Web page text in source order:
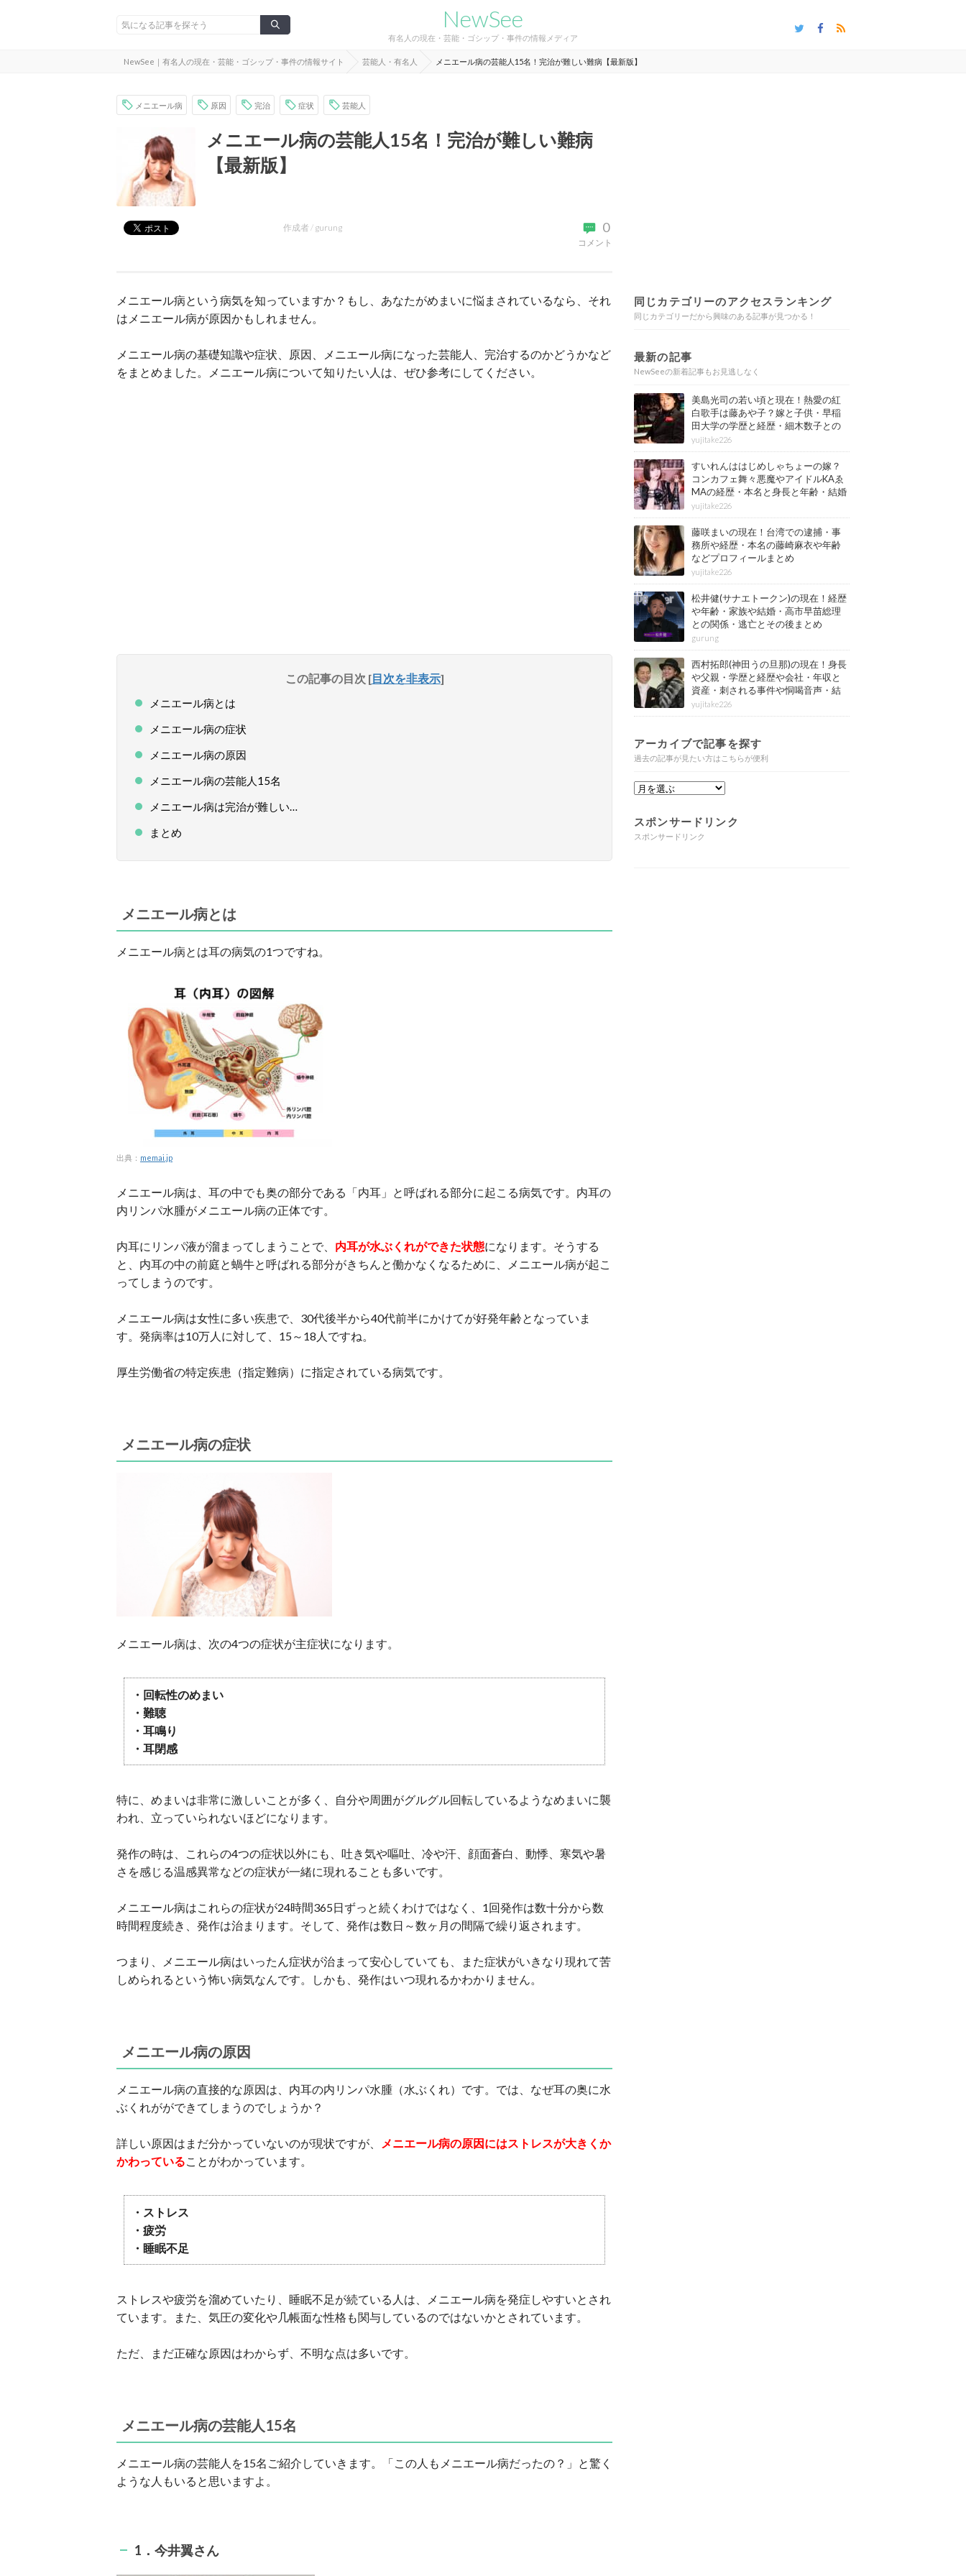
NewSee
有名人の現在・芸能・ゴシップ・事件の情報メディア
NewSee｜有名人の現在・芸能・ゴシップ・事件の情報サイト 芸能人・有名人 メニエール病の芸能人15名！完治が難しい難病【最新版】
メニエール病 原因 完治 症状 芸能人
メニエール病の芸能人15名！完治が難しい難病
【最新版】
0
コメント
作成者 / gurung
メニエール病という病気を知っていますか？もし、あなたがめまいに悩まされているなら、それ
はメニエール病が原因かもしれません。
メニエール病の基礎知識や症状、原因、メニエール病になった芸能人、完治するのかどうかなど
をまとめました。メニエール病について知りたい人は、ぜひ参考にしてください。
この記事の目次 [目次を非表示]
メニエール病とは
メニエール病の症状
メニエール病の原因
メニエール病の芸能人15名
メニエール病は完治が難しい…
まとめ
メニエール病とは
メニエール病とは耳の病気の1つですね。
出典： memai.jp
メニエール病は、耳の中でも奥の部分である「内耳」と呼ばれる部分に起こる病気です。内耳の
内リンパ水腫がメニエール病の正体です。
内耳にリンパ液が溜まってしまうことで、 内耳が水ぶくれができた状態になります。そうする
と、内耳の中の前庭と蝸牛と呼ばれる部分がきちんと働かなくなるために、メニエール病が起こ
ってしまうのです。
メニエール病は女性に多い疾患で、30代後半から40代前半にかけてが好発年齢となっていま
す。発病率は10万人に対して、15～18人ですね。
厚生労働省の特定疾患（指定難病）に指定されている病気です。
メニエール病の症状
メニエール病は、次の4つの症状が主症状になります。
・回転性のめまい
・難聴
・耳鳴り
・耳閉感
特に、めまいは非常に激しいことが多く、自分や周囲がグルグル回転しているようなめまいに襲
われ、立っていられないほどになります。
発作の時は、これらの4つの症状以外にも、吐き気や嘔吐、冷や汗、顔面蒼白、動悸、寒気や暑
さを感じる温感異常などの症状が一緒に現れることも多いです。
メニエール病はこれらの症状が24時間365日ずっと続くわけではなく、1回発作は数十分から数
時間程度続き、発作は治まります。そして、発作は数日～数ヶ月の間隔で繰り返されます。
つまり、メニエール病はいったん症状が治まって安心していても、また症状がいきなり現れて苦
しめられるという怖い病気なんです。しかも、発作はいつ現れるかわかりません。
メニエール病の原因
メニエール病の直接的な原因は、内耳の内リンパ水腫（水ぶくれ）です。では、なぜ耳の奥に水
ぶくれがができてしまうのでしょうか？
詳しい原因はまだ分かっていないのが現状ですが、
メニエール病の原因にはストレスが大きくか
かわっていることがわかっています。
・ストレス
・疲労
・睡眠不足
ストレスや疲労を溜めていたり、睡眠不足が続ている人は、メニエール病を発症しやすいとされ
ています。また、気圧の変化や几帳面な性格も関与しているのではないかとされています。
ただ、まだ正確な原因はわからず、不明な点は多いです。
メニエール病の芸能人15名
メニエール病の芸能人を15名ご紹介していきます。「この人もメニエール病だったの？」と驚く
ような人もいると思いますよ。
1．今井翼さん
同じカテゴリーのアクセスランキング
同じカテゴリーだから興味のある記事が見つかる！
最新の記事
NewSeeの新着記事もお見逃しなく
美島光司の若い頃と現在！熱愛の紅
白歌手は藤あや子？嫁と子供・早稲
田大学の学歴と経歴・細木数子との
確執もまとめ
yujitake226
すいれんははじめしゃちょーの嫁？
コンカフェ舞々悪魔やアイドルKAゑ
MAの経歴・本名と身長と年齢・結婚
情報もまとめ
yujitake226
藤咲まいの現在！台湾での逮捕・事
務所や経歴・本名の藤崎麻衣や年齢
などプロフィールまとめ
yujitake226
松井健(サナエトークン)の現在！経歴
や年齢・家族や結婚・高市早苗総理
との関係・逃亡とその後まとめ
gurung
西村拓郎(神田うの旦那)の現在！身長
や父親・学歴と経歴や会社・年収と
資産・刺される事件や恫喝音声・結
婚と子供や自宅・脳梗塞の病気もま
とめ
yujitake226
アーカイブで記事を探す
過去の記事が見たい方はこちらが便利
スポンサードリンク
スポンサードリンク